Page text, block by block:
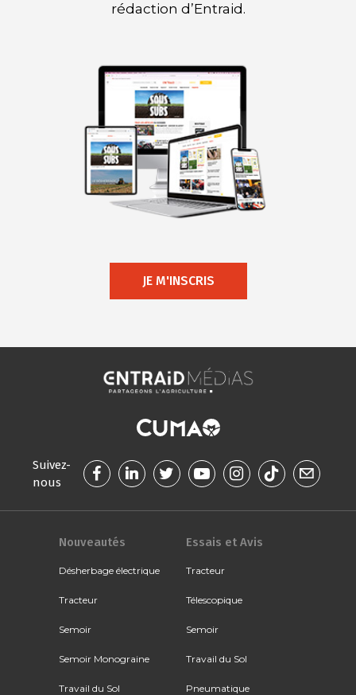
rédaction d’Entraid.
JE M'INSCRIS
Suivez-
nous
Nouveautés
Désherbage électrique
Tracteur
Semoir
Semoir Monograine
Travail du Sol
Essais et Avis
Tracteur
Télescopique
Semoir
Travail du Sol
Pneumatique